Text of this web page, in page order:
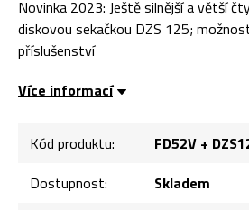
Novinka 2023: Ještě silnější a větší
diskovou sekačkou DZS 125;
příslušenství
Více informací
Kód produktu:
FD52V +
Dostupnost:
Skladem